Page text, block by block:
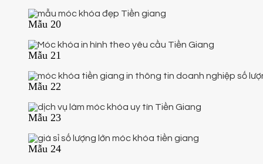
Mẫu 20
Mẫu 21
Mẫu 22
Mẫu 23
Mẫu 24